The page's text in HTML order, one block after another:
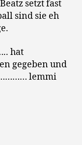
setzt fast
sind sie eh
hat
gegeben und
lemmi